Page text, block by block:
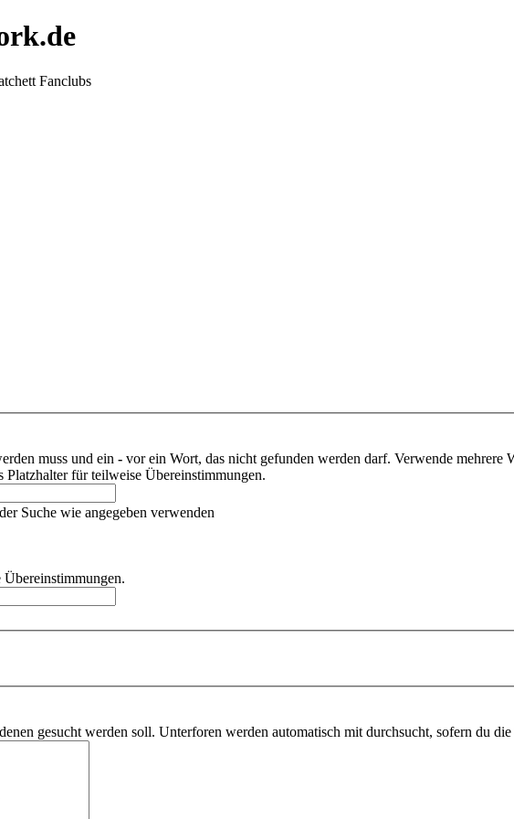
Fanclubs
muss und ein - vor ein Wort, das nicht gefunden werden darf. Verwende mehrere
für teilweise Übereinstimmungen.
Suche wie angegeben verwenden
gesucht werden soll. Unterforen werden automatisch mit durchsucht, sofern du